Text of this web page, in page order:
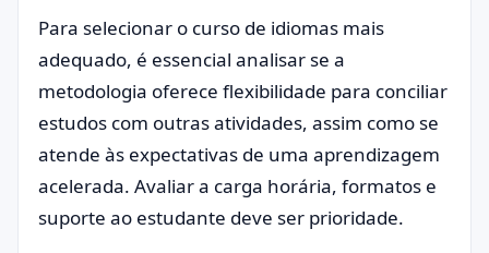
Para selecionar o curso de idiomas mais
adequado, é essencial analisar se a
metodologia oferece flexibilidade para conciliar
estudos com outras atividades, assim como se
atende às expectativas de uma aprendizagem
acelerada. Avaliar a carga horária, formatos e
suporte ao estudante deve ser prioridade.